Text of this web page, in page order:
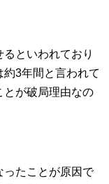
といわれており
3年間と言われて
とが破局理由なの
ったことが原因で